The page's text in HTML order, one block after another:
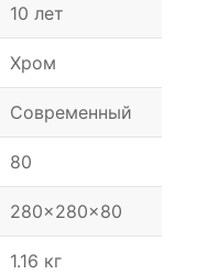
10 лет
Хром
Современный
80
280x280x80
1.16 кг